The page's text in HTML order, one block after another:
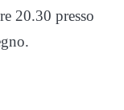
20.30 presso